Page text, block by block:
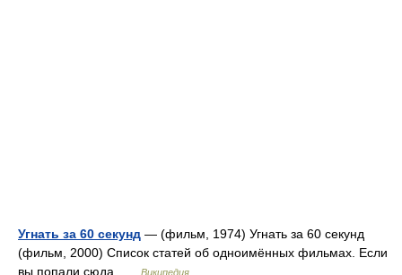
Угнать за 60 секунд — (фильм, 1974) Угнать за 60 секунд
(фильм, 2000) Список статей об одноимённых фильмах. Если
вы попали сюда …
Википедия